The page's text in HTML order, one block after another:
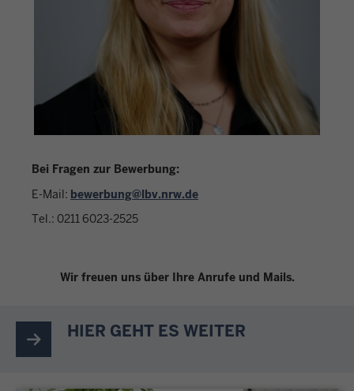
Bei Fragen zur Bewerbung:
E-Mail: bewerbung@lbv.nrw.de
Tel.: 0211 6023-2525
Wir freuen uns über Ihre Anrufe und Mails.
HIER GEHT ES WEITER